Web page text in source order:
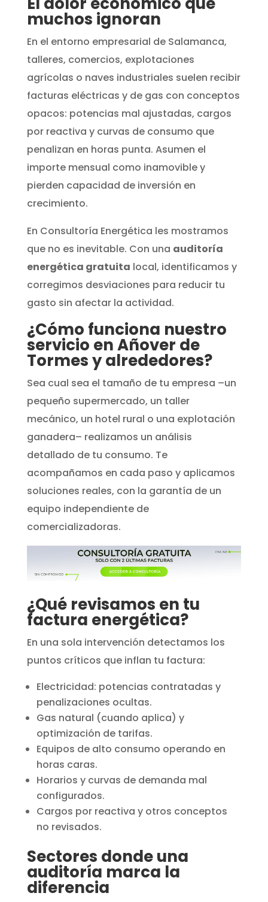
muchos ignoran
En el entorno empresarial de Salamanca,
talleres, comercios, explotaciones
agrícolas o naves industriales suelen recibir
facturas eléctricas y de gas con conceptos
opacos: potencias mal ajustadas, cargos
por reactiva y curvas de consumo que
penalizan en horas punta. Asumen el
importe mensual como inamovible y
pierden capacidad de inversión en
crecimiento.
En Consultoría Energética les mostramos
que no es inevitable. Con una auditoría
energética gratuita local, identificamos y
corregimos desviaciones para reducir tu
gasto sin afectar la actividad.
¿Cómo funciona nuestro
servicio en Añover de
Tormes y alrededores?
Sea cual sea el tamaño de tu empresa –un
pequeño supermercado, un taller
mecánico, un hotel rural o una explotación
ganadera– realizamos un análisis
detallado de tu consumo. Te
acompañamos en cada paso y aplicamos
soluciones reales, con la garantía de un
equipo independiente de
comercializadoras.
¿Qué revisamos en tu
factura energética?
En una sola intervención detectamos los
puntos críticos que inflan tu factura:
Electricidad: potencias contratadas y
penalizaciones ocultas.
Gas natural (cuando aplica) y
optimización de tarifas.
Equipos de alto consumo operando en
horas caras.
Horarios y curvas de demanda mal
configurados.
Cargos por reactiva y otros conceptos
no revisados.
Sectores donde una
auditoría marca la
diferencia